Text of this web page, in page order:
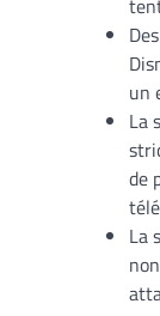
un
La
de
La